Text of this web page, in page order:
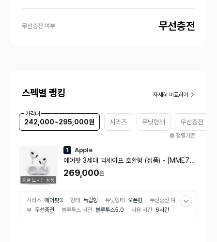
무선충전 여부 무선충전
스펙별 랭킹 자세히 비교하기
가격대
242,000~295,000원 시리즈 유닛형태 무선충전 여부
정렬기준
지금 보시는 상품
1 Apple
에어팟 3세대 맥세이프 호환형 (정품) - [MME73K
H/A]
269,000원
시리즈 에어팟3 형태 독립형 유닛형태 오픈형
무선충전 여
부 무선충전 블루투스 버전 블루투스5.0 사용 시간 6시간